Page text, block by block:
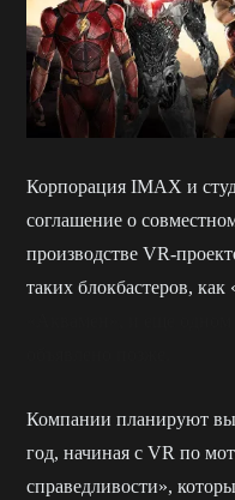
Корпорация IMAX и
соглашение о
производстве VR-
таких блокбастеров, как
Компании планируют
год, начиная с VR по
справедливости»,